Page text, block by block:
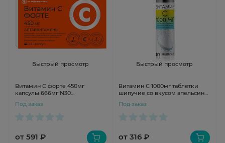
Быстрый просмотр
Витамин С форте 450мг
капсулы 666мг N30
Под заказ
от 591 ₽
Быстрый просмотр
Витамин С 1000мг таблетки
шипучие со вкусом апельсина
Под заказ
от 316 ₽